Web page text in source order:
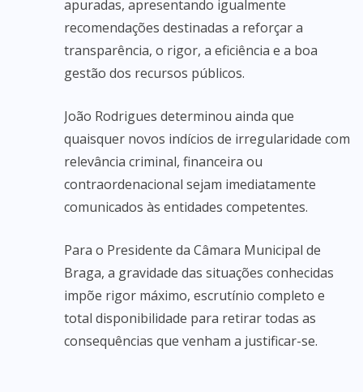
apuradas, apresentando igualmente
recomendações destinadas a reforçar a
transparência, o rigor, a eficiência e a boa
gestão dos recursos públicos.
João Rodrigues determinou ainda que
quaisquer novos indícios de irregularidade com
relevância criminal, financeira ou
contraordenacional sejam imediatamente
comunicados às entidades competentes.
Para o Presidente da Câmara Municipal de
Braga, a gravidade das situações conhecidas
impõe rigor máximo, escrutínio completo e
total disponibilidade para retirar todas as
consequências que venham a justificar-se.